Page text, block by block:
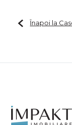
Înapoi la